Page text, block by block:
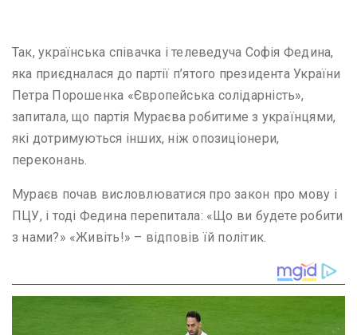
Так, українська співачка і телеведуча Софія Федина,
яка приєдналася до партії п’ятого президента України
Петра Порошенка «Європейська солідарність»,
запитала, що партія Мураєва робитиме з українцями,
які дотримуються інших, ніж опозиціонери,
переконань.
Мураєв почав висловлюватися про закон про мову і
ПЦУ, і тоді Федина перепитала: «Що ви будете робити
з нами?» «Живіть!» – відповів їй політик.